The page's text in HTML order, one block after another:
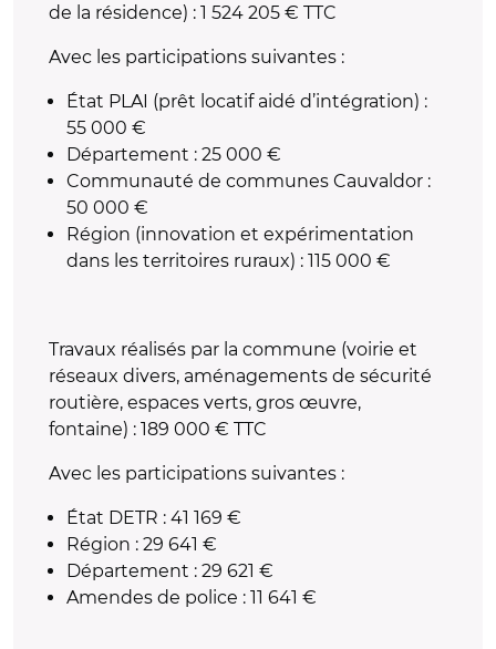
de la résidence) : 1 524 205 € TTC
Avec les participations suivantes :
État PLAI (prêt locatif aidé d’intégration) :
55 000 €
Département : 25 000 €
Communauté de communes Cauvaldor :
50 000 €
Région (innovation et expérimentation
dans les territoires ruraux) : 115 000 €
Travaux réalisés par la commune (voirie et
réseaux divers, aménagements de sécurité
routière, espaces verts, gros œuvre,
fontaine) : 189 000 € TTC
Avec les participations suivantes :
État DETR : 41 169 €
Région : 29 641 €
Département : 29 621 €
Amendes de police : 11 641 €